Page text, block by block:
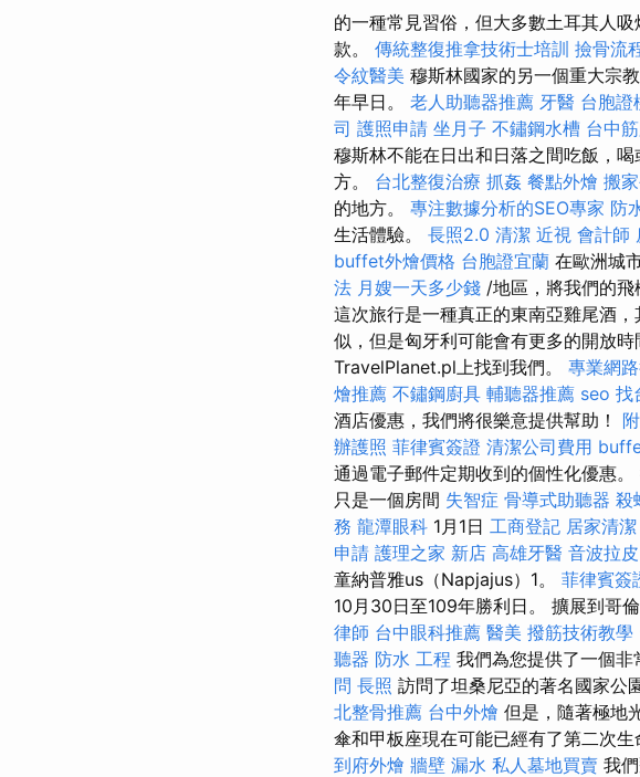
的一種常見習俗，但大多數土耳其人
款。 傳統整復推拿技術士培訓 撿骨流
令紋醫美 穆斯林國家的另一個重大宗
年早日。 老人助聽器推薦 牙醫 台胞證
司 護照申請 坐月子 不鏽鋼水槽 台中
穆斯林不能在日出和日落之間吃飯，
方。 台北整復治療 抓姦 餐點外燴 搬
的地方。 專注數據分析的SEO專家 防
生活體驗。 長照2.0 清潔 近視 會計師
buffet外燴價格 台胞證宜蘭 在歐洲城
法 月嫂一天多少錢 /地區，將我們的飛
這次旅行是一種真正的東南亞雞尾酒
似，但是匈牙利可能會有更多的開放時
TravelPlanet.pl上找到我們。 專業網
燴推薦 不鏽鋼廚具 輔聽器推薦 seo 找
酒店優惠，我們將很樂意提供幫助！
辦護照 菲律賓簽證 清潔公司費用
通過電子郵件定期收到的個性化優惠
只是一個房間 失智症 骨導式助聽器 殺
務 龍潭眼科 1月1日 工商登記 居家清潔
申請 護理之家 新店 高雄牙醫 音波拉皮
童納普雅us（Napjajus）1。 菲律賓簽
10月30日至109年勝利日。 擴展到哥
律師 台中眼科推薦 醫美 撥筋技術教學
聽器 防水 工程 我們為您提供了一個非
問 長照 訪問了坦桑尼亞的著名國家公
北整骨推薦 台中外燴 但是，隨著極地
傘和甲板座現在可能已經有了第二次生
到府外燴 牆壁 漏水 私人墓地買賣 我